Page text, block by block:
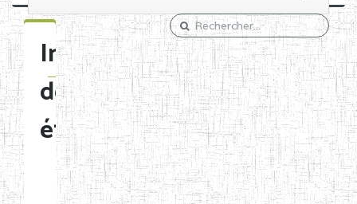
Immatriculation
des
établissements